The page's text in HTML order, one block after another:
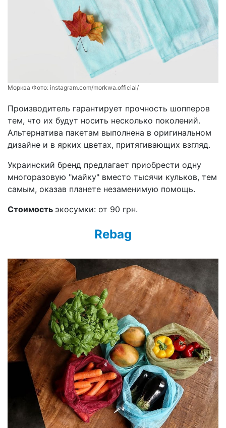
Морква Фото: instagram.com/morkwa.official/
Производитель гарантирует прочность шопперов
тем, что их будут носить несколько поколений.
Альтернатива пакетам выполнена в оригинальном
дизайне и в ярких цветах, притягивающих взгляд.
Украинский бренд предлагает приобрести одну
многоразовую "майку" вместо тысячи кульков, тем
самым, оказав планете незаменимую помощь.
Стоимость экосумки: от 90 грн.
Rebag